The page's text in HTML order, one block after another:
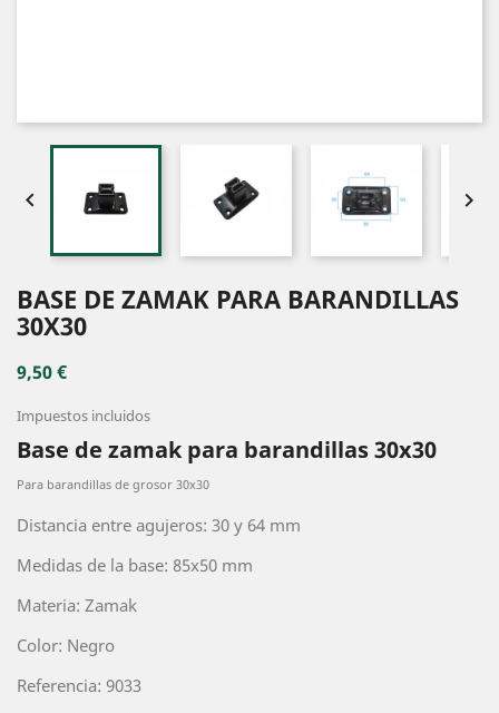
 
BASE DE ZAMAK PARA BARANDILLAS
30X30
9,50 €
Impuestos incluidos
Base de zamak para barandillas 30x30
Para barandillas de grosor 30x30
Distancia entre agujeros: 30 y 64 mm
Medidas de la base: 85x50 mm
Materia: Zamak
Color: Negro
Referencia: 9033